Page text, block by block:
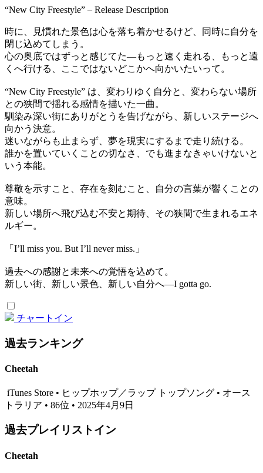
“New City Freestyle” – Release Description
時に、見慣れた景色は心を落ち着かせるけど、同時に自分を
閉じ込めてしまう。
心の奥底ではずっと感じてた—もっと速く走れる、もっと遠
くへ行ける、ここではないどこかへ向かいたいって。
“New City Freestyle” は、変わりゆく自分と、変わらない場所
との狭間で揺れる感情を描いた一曲。
馴染み深い街にありがとうを告げながら、新しいステージへ
向かう決意。
迷いながらも止まらず、夢を現実にするまで走り続ける。
誰かを置いていくことの切なさ、でも進まなきゃいけないと
いう本能。
尊敬を示すこと、存在を刻むこと、自分の言葉が響くことの
意味。
新しい場所へ飛び込む不安と期待、その狭間で生まれるエネ
ルギー。
「I’ll miss you. But I’ll never miss.」
過去への感謝と未来への覚悟を込めて。
新しい街、新しい景色、新しい自分へ—I gotta go.
チャートイン
過去ランキング
Cheetah
iTunes Store • ヒップホップ／ラップ トップソング • オース
トラリア • 86位 • 2025年4月9日
過去プレイリストイン
Cheetah